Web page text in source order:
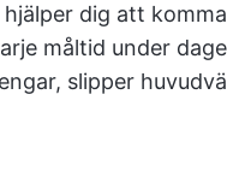
dig att
måltid under
slipper